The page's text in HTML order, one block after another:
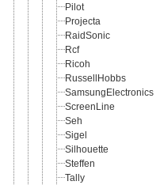
Pilot
Projecta
RaidSonic
Rcf
Ricoh
RussellHobbs
SamsungElectronics
ScreenLine
Seh
Sigel
Silhouette
Steffen
Tally